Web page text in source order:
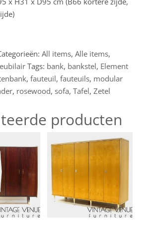
All items, Alle items,
Tags: bank, bankstel, Element
, fauteuil, fauteuils, modular
, rosewood, sofa, Tafel, Zetel
producten